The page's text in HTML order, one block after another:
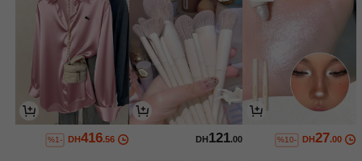
DH27.00
%10-
DH121.00
DH416.56
%1-